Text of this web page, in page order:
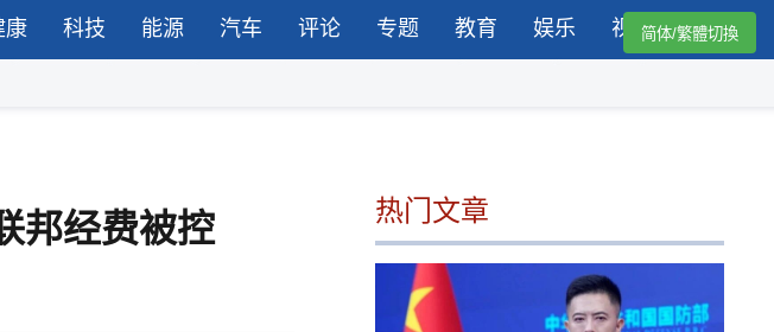
康 科技 能源 汽车 评论 专题 教育 娱乐 视频简体/繁體切換
邦经费被控 热门文章